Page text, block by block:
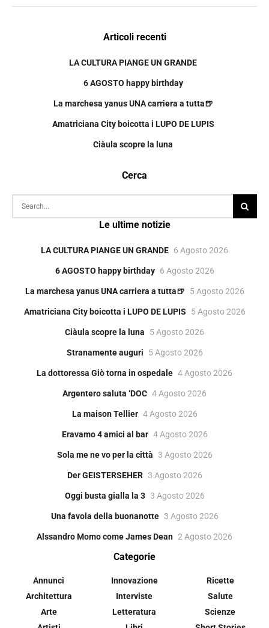
Articoli recenti
LA CULTURA PIANGE UN GRANDE
6 AGOSTO happy birthday
La marchesa yanus UNA carriera a tutta🍺
Amatriciana City boicotta i LUPO DE LUPIS
Ciàula scopre la luna
Cerca
Le ultime notizie
LA CULTURA PIANGE UN GRANDE 6 Agosto 2026
6 AGOSTO happy birthday 6 Agosto 2026
La marchesa yanus UNA carriera a tutta🍺 5 Agosto 2026
Amatriciana City boicotta i LUPO DE LUPIS 5 Agosto 2026
Ciàula scopre la luna 5 Agosto 2026
Stranamente auguri 5 Agosto 2026
La dottoressa Giò torna in ospedale 4 Agosto 2026
Argentero saluta ‘DOC 4 Agosto 2026
La maison Tellier 4 Agosto 2026
Eravamo 4 amici al bar 4 Agosto 2026
Sola me ne vo per la città 3 Agosto 2026
Der GEISTERSEHER 3 Agosto 2026
Oggi busta gialla la 3 3 Agosto 2026
Una favola della buonanotte 3 Agosto 2026
Alssandro Momo come James Dean 2 Agosto 2026
Categorie
Annunci
Architettura
Arte
Innovazione
Interviste
Letteratura
Ricette
Salute
Scienze